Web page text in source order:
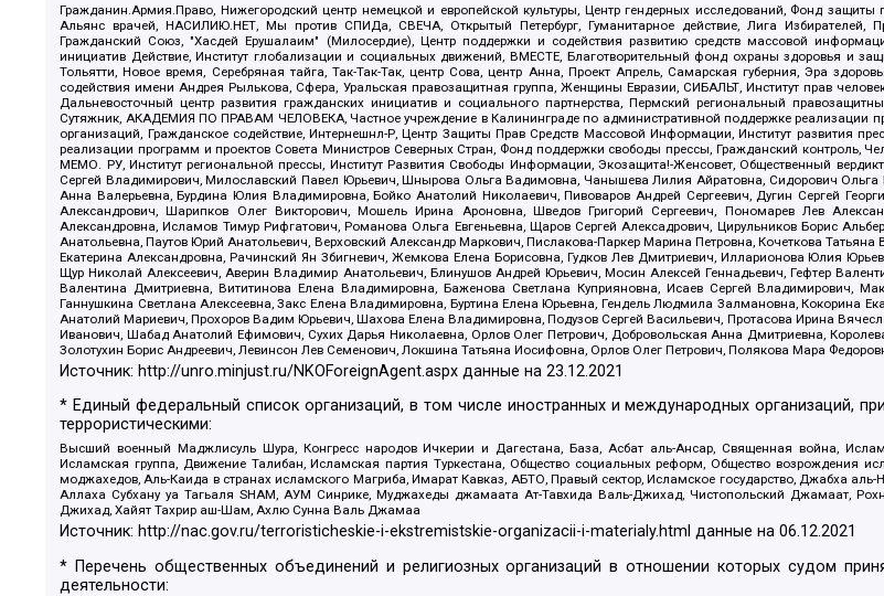
Гражданин.Армия.Право, Нижегородский центр немецкой и европейской культуры, Центр гендерных исследований, Фонд
Альянс врачей, НАСИЛИЮ.НЕТ, Мы против СПИДа, СВЕЧА, Открытый Петербург, Гуманитарное действие, Лига Избирателей,
Гражданский Союз, "Хасдей Ерушалаим" (Милосердие), Центр поддержки и содействия развитию средств массовой
инициатив Действие, Институт глобализации и социальных движений, ВМЕСТЕ, Благотворительный фонд охраны здоровья и
Тольятти, Новое время, Серебряная тайга, Так-Так-Так, центр Сова, центр Анна, Проект Апрель, Самарская губерния, Эра
содействия имени Андрея Рылькова, Сфера, Уральская правозащитная группа, Женщины Евразии, СИБАЛЬТ, Институт прав
Дальневосточный центр развития гражданских инициатив и социального партнерства, Пермский региональный
Сутяжник, АКАДЕМИЯ ПО ПРАВАМ ЧЕЛОВЕКА, Частное учреждение в Калининграде по административной поддержке реализации
организаций, Гражданское содействие, Интернешнл-Р, Центр Защиты Прав Средств Массовой Информации, Институт развития
реализации программ и проектов Совета Министров Северных Стран, Фонд поддержки свободы прессы, Гражданский контроль,
МЕМО. РУ, Институт региональной прессы, Институт Развития Свободы Информации, Экозащита!-Женсовет, Общественный
Сергей Владимирович, Милославский Павел Юрьевич, Шнырова Ольга Вадимовна, Чанышева Лилия Айратовна, Сидорович Ольга
Анна Валерьевна, Бурдина Юлия Владимировна, Бойко Анатолий Николаевич, Пивоваров Андрей Сергеевич, Дугин Сергей
Александрович, Шарипков Олег Викторович, Мошель Ирина Ароновна, Шведов Григорий Сергеевич, Пономарев Лев
Александровна, Исламов Тимур Рифгатович, Романова Ольга Евгеньевна, Щаров Сергей Алексадрович, Цирульников Борис
Анатольевна, Паутов Юрий Анатольевич, Верховский Александр Маркович, Пислакова-Паркер Марина Петровна, Кочеткова
Екатерина Александровна, Рачинский Ян Збигневич, Жемкова Елена Борисовна, Гудков Лев Дмитриевич, Илларионова Юлия
Щур Николай Алексеевич, Аверин Владимир Анатольевич, Блинушов Андрей Юрьевич, Мосин Алексей Геннадьевич, Гефтер
Валентина Дмитриевна, Вититинова Елена Владимировна, Баженова Светлана Куприяновна, Исаев Сергей Владимирович,
Ганнушкина Светлана Алексеевна, Закс Елена Владимировна, Буртина Елена Юрьевна, Гендель Людмила Залмановна, Кокорина
Анатолий Мариевич, Прохоров Вадим Юрьевич, Шахова Елена Владимировна, Подузов Сергей Васильевич, Протасова Ирина
Иванович, Шабад Анатолий Ефимович, Сухих Дарья Николаевна, Орлов Олег Петрович, Добровольская Анна Дмитриевна,
Золотухин Борис Андреевич, Левинсон Лев Семенович, Локшина Татьяна Иосифовна, Орлов Олег Петрович, Полякова Мара
Источник: http://unro.minjust.ru/NKOForeignAgent.aspx данные на23.12.2021
* Единый федеральный список организаций, в том числе иностранных и международных организаций,
террористическими:
Высший военный Маджлисуль Шура, Конгресс народов Ичкерии и Дагестана, База, Асбат аль-Ансар, Священная война,
Исламская группа, Движение Талибан, Исламская партия Туркестана, Общество социальных реформ, Общество
моджахедов, Аль-Каида в странах исламского Магриба, Имарат Кавказ, АБТО, Правый сектор, Исламское государство, Джабха
Аллаха Субхану уа Тагьаля SHAM, АУМ Синрике, Муджахеды джамаата Ат-Тавхида Валь-Джихад, Чистопольский Джамаат,
Джихад, Хайят Тахрир аш-Шам, Ахлю Сунна Валь Джамаа
Источник:http://nac.gov.ru/terroristicheskie-i-ekstremistskie-organizacii-i-materialy.html данные на06.12.2021
* Перечень общественных объединений и религиозных организаций в отношении которых судом
деятельности: